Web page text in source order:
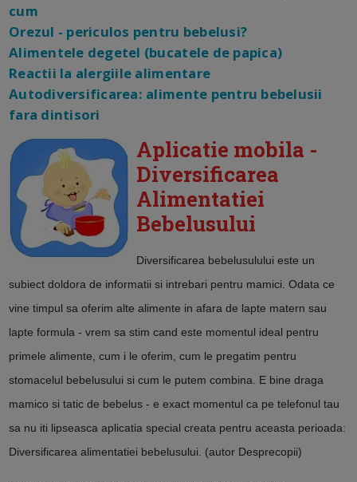
cum
Orezul - periculos pentru bebelusi?
Alimentele degetel (bucatele de papica)
Reactii la alergiile alimentare
Autodiversificarea: alimente pentru bebelusii
fara dintisori
Aplicatie mobila -
Diversificarea
Alimentatiei
Bebelusului
Diversificarea bebelusulului este un
subiect doldora de informatii si intrebari pentru mamici. Odata ce
vine timpul sa oferim alte alimente in afara de lapte matern sau
lapte formula - vrem sa stim cand este momentul ideal pentru
primele alimente, cum i le oferim, cum le pregatim pentru
stomacelul bebelusului si cum le putem combina. E bine draga
mamico si tatic de bebelus - e exact momentul ca pe telefonul tau
sa nu iti lipseasca aplicatia special creata pentru aceasta perioada:
Diversificarea alimentatiei bebelusului. (autor Desprecopii)